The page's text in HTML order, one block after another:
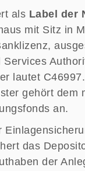
als Label der
mit Sitz in
Services
lautet
gehört dem
an.
das
der